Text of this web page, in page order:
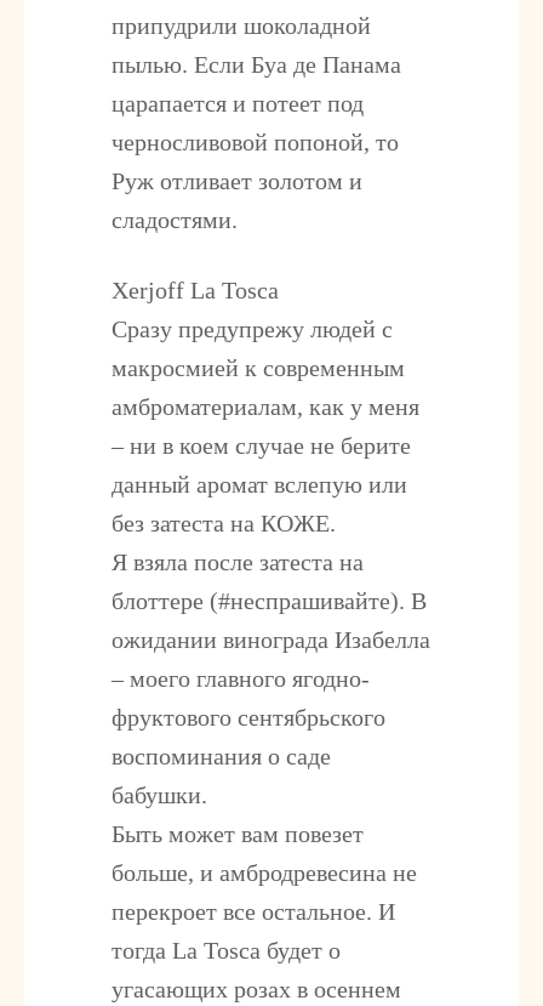
припудрили шоколадной
пылью. Если Буа де Панама
царапается и потеет под
черносливовой попоной, то
Руж отливает золотом и
сладостями.
Xerjoff La Tosca
Сразу предупрежу людей с
макросмией к современным
амброматериалам, как у меня
– ни в коем случае не берите
данный аромат вслепую или
без затеста на КОЖЕ.
Я взяла после затеста на
блоттере (#неспрашивайте). В
ожидании винограда Изабелла
– моего главного ягодно-
фруктового сентябрьского
воспоминания о саде
бабушки.
Быть может вам повезет
больше, и амбродревесина не
перекроет все остальное. И
тогда La Tosca будет о
угасающих розах в осеннем